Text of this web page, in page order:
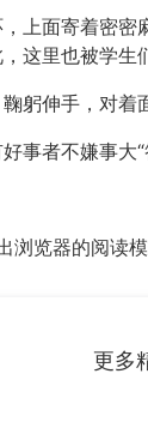
上面寄着密
这里也被学生
躬伸手，对着
事者不嫌事大
览器的阅读模
更多